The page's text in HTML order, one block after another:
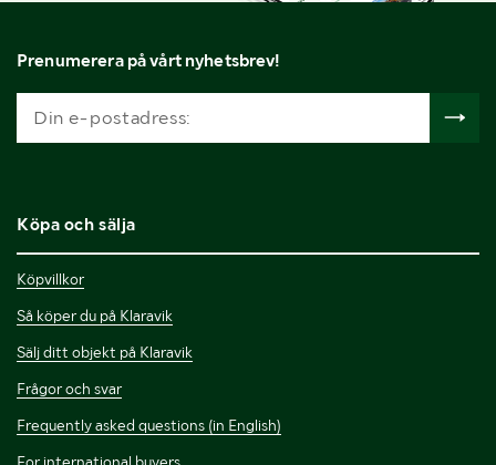
Prenumerera på vårt nyhetsbrev!
Köpa och sälja
Köpvillkor
Så köper du på Klaravik
Sälj ditt objekt på Klaravik
Frågor och svar
Frequently asked questions (in English)